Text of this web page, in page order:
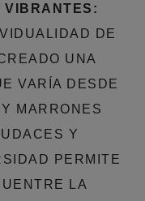
VIBRANTES:
DE
UNA
VARÍA DESDE
MARRONES
Y
PERMITE
LA